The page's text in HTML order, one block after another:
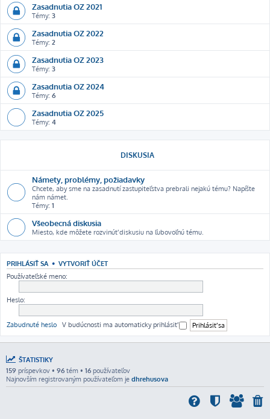
Zasadnutia OZ 2021
Témy: 3
Zasadnutia OZ 2022
Témy: 2
Zasadnutia OZ 2023
Témy: 3
Zasadnutia OZ 2024
Témy: 6
Zasadnutia OZ 2025
Témy: 4
DISKUSIA
Námety, problémy, požiadavky
Chcete, aby sme na zasadnutí zastupiteľstva prebrali nejakú tému? Napíšte
nám námet.
Témy: 1
Všeobecná diskusia
Miesto, kde môžete rozvinúť diskusiu na ľubovoľnú tému.
PRIHLÁSIŤ SA • VYTVORIŤ ÚČET
Používateľské meno:
Heslo:
Zabudnuté heslo V budúcnosti ma automaticky prihlásiť
ŠTATISTIKY
159 príspevkov • 96 tém • 16 používateľov
Najnovším registrovaným používateľom je dhrehusova